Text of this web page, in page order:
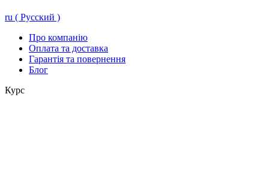
ru ( Русский )
Про компанію
Оплата та доставка
Гарантія та повернення
Блог
Курс